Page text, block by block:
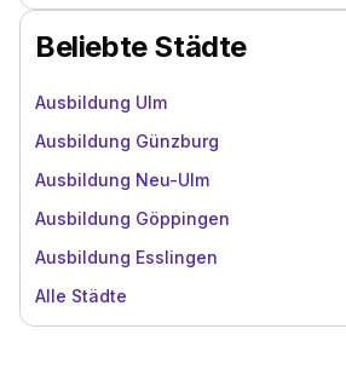
Beliebte Städte
Ausbildung Ulm
Ausbildung Günzburg
Ausbildung Neu-Ulm
Ausbildung Göppingen
Ausbildung Esslingen
Alle Städte